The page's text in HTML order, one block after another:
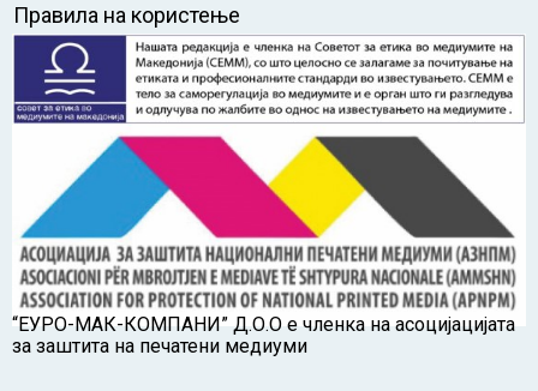
Правила на користење
“ЕУРО-МАК-КОМПАНИ” Д.О.О е членка на асоцијацијата
за заштита на печатени медиуми